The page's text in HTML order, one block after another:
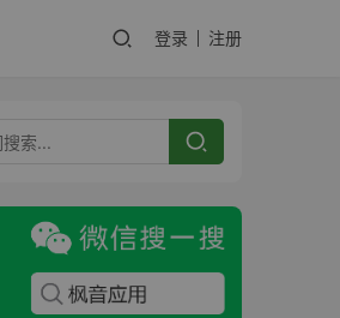
登录 注册